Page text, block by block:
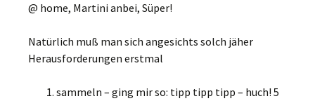
@ home, Martini anbei, Süper!
Natürlich muß man sich angesichts solch jäher
Herausforderungen erstmal
sammeln – ging mir so: tipp tipp tipp – huch! 5